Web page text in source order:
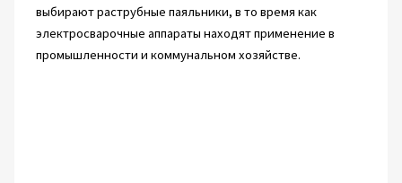
выбирают раструбные паяльники, в то время как
электросварочные аппараты находят применение в
промышленности и коммунальном хозяйстве.